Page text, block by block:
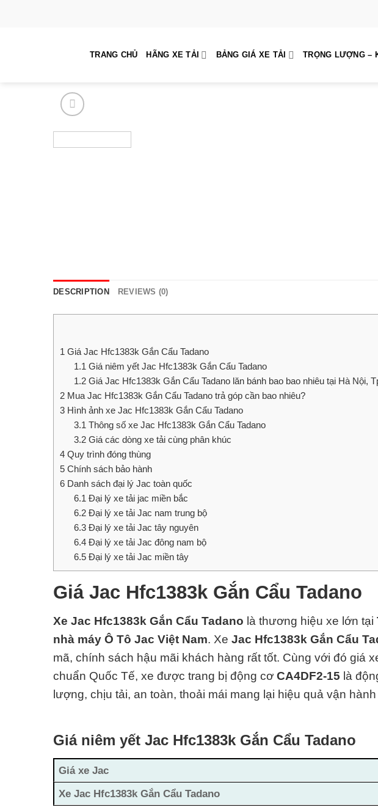
TRANG CHỦ HÃNG XE TẢI BẢNG GIÁ XE TẢI TRỌNG LƯỢNG –
DESCRIPTION REVIEWS (0)
1 Giá Jac Hfc1383k Gắn Cẩu Tadano
1.1 Giá niêm yết Jac Hfc1383k Gắn Cẩu Tadano
1.2Giá Jac Hfc1383k Gắn Cẩu Tadano lăn bánh bao bao nhiêu tại Hà Nội,
2 Mua Jac Hfc1383k Gắn Cẩu Tadano trả góp cần bao nhiêu?
3 Hình ảnh xe Jac Hfc1383k Gắn Cẩu Tadano
3.1 Thông số xe Jac Hfc1383k Gắn Cẩu Tadano
3.2Giá các dòng xe tải cùng phân khúc
4 Quy trình đóng thùng
5 Chính sách bảo hành
6 Danh sách đại lý Jac toàn quốc
6.1 Đại lý xe tải jac miền bắc
6.2Đại lý xe tải Jac nam trung bộ
6.3Đại lý xe tải Jac tây nguyên
6.4Đại lý xe tải Jac đông nam bộ
6.5Đại lý xe tải Jac miền tây
Giá Jac Hfc1383k Gắn Cẩu Tadano
Xe Jac Hfc1383k Gắn Cẩu Tadano là thương hiệu xe lớn tại
nhà máy Ô Tô Jac Việt Nam. Xe Jac Hfc1383k Gắn Cẩu
mã, chính sách hậu mãi khách hàng rất tốt. Cùng với đó giá
chuẩn Quốc Tế, xe được trang bị động cơ CA4DF2-15 là
lượng, chịu tải, an toàn, thoải mái mang lại hiệu quả vận
Giá niêm yết Jac Hfc1383k Gắn Cẩu Tadano
Giá xe Jac
Xe Jac Hfc1383k Gắn Cẩu Tadano